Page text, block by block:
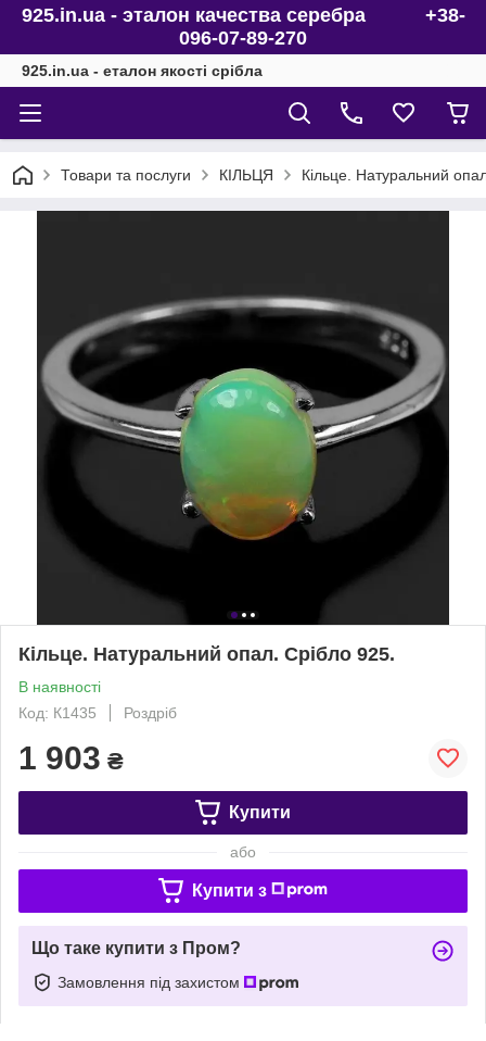
925.in.ua - эталон качества серебра +38-
096-07-89-270
925.in.ua - еталон якості срібла
Товари та послуги КІЛЬЦЯ Кільце. Натуральний
Кільце. Натуральний опал. Срібло 925.
В наявності
Код: К1435
Роздріб
1 903 ₴
Купити
або
Купити з
Що таке купити з Пром?
Замовлення під захистом